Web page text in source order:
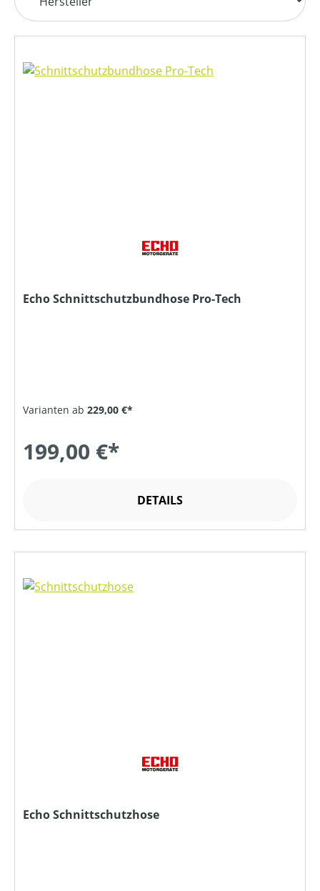
Echo Schnittschutzbundhose Pro-Tech
Varianten ab 229,00 €*
199,00 €*
DETAILS
Echo Schnittschutzhose